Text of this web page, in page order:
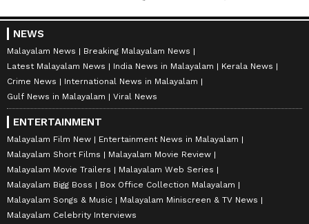
NEWS
Malayalam News
Breaking Malayalam News
Latest Malayalam News
India News in Malayalam
Kerala News
Crime News
International News in Malayalam
Gulf News in Malayalam
Viral News
ENTERTAINMENT
Malayalam Film New
Entertainment News in Malayalam
Malayalam Short Films
Malayalam Movie Review
Malayalam Movie Trailers
Malayalam Web Series
Malayalam Bigg Boss
Box Office Collection Malayalam
Malayalam Songs & Music
Malayalam Miniscreen & TV News
Malayalam Celebrity Interviews